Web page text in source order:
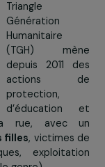
le rythme des
années pour y
À Bangui,
République
Triangle
Génération